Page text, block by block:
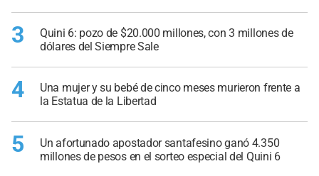
3
Quini 6: pozo de $20.000 millones, con 3 millones de
dólares del Siempre Sale
4
Una mujer y su bebé de cinco meses murieron frente a
la Estatua de la Libertad
5
Un afortunado apostador santafesino ganó 4.350
millones de pesos en el sorteo especial del Quini 6